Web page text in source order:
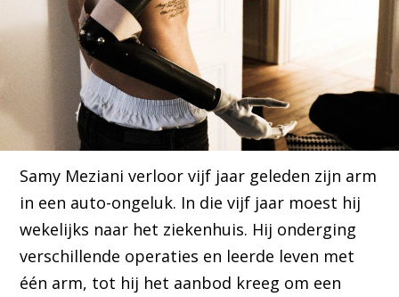
Samy Meziani verloor vijf jaar geleden zijn arm
in een auto-ongeluk. In die vijf jaar moest hij
wekelijks naar het ziekenhuis. Hij onderging
verschillende operaties en leerde leven met
één arm, tot hij het aanbod kreeg om een